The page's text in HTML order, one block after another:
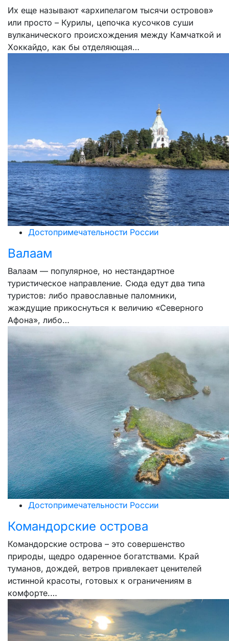
Их еще называют «архипелагом тысячи островов»
или просто – Курилы, цепочка кусочков суши
вулканического происхождения между Камчаткой и
Хоккайдо, как бы отделяющая…
Достопримечательности России
Валаам
Валаам — популярное, но нестандартное
туристическое направление. Сюда едут два типа
туристов: либо православные паломники,
жаждущие прикоснуться к величию «Северного
Афона», либо…
Достопримечательности России
Командорские острова
Командорские острова – это совершенство
природы, щедро одаренное богатствами. Край
туманов, дождей, ветров привлекает ценителей
истинной красоты, готовых к ограничениям в
комфорте.…